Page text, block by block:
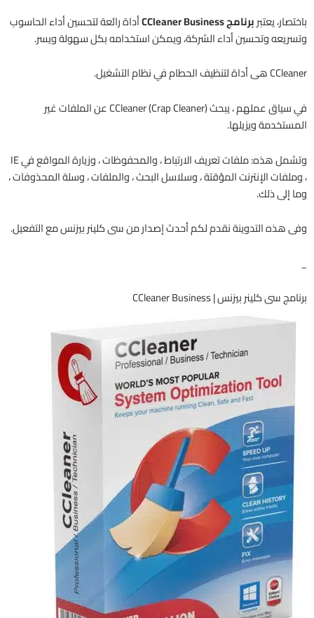
باختصار، يعتبربرنامج CCleaner Business
أداة رائعة لتحسين أداء الحاسوب
وتسريعه وتحسين أداء الشركة، ويمكن استخدامه بكل سهولة ويسر.
CCleaner هى أداة لتنظيف الحطام في نظام التشغيل.
في سياق عملهم ، يبحث CCleaner (Crap Cleaner) عن الملفات غير
المستخدمة ويزيلها.
وتشمل هذه: ملفات تعريف الارتباط ، والمحفوظات ، وزيارة المواقع في IE
، وملفات الإنترنت المؤقتة ، وسلاسل البحث ، والملفات ، وسلة المحذوفات ،
وما إلى ذلك.
وفى هذه التدوينة نقدم لكم أحدث إصدار من سى كلينر بيزنس مع التفعيل.
_
برنامج سى كلينر بيزنس | CCleaner Business